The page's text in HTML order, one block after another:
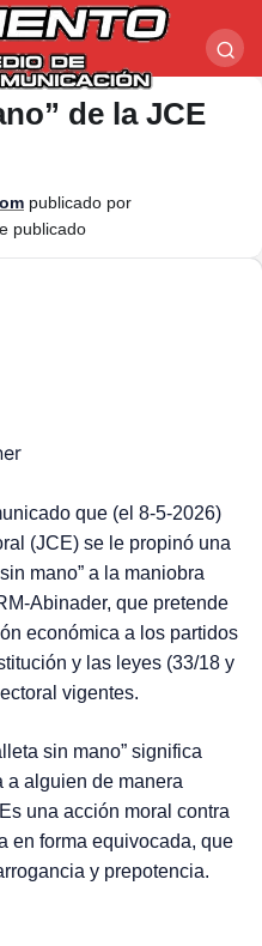
de la JCE
publicado por
publicado
que (el 8-5-2026)
(JCE) se le propinó una
mano” a la maniobra
Abinader, que pretende
económica a los partidos
y las leyes (33/18 y
vigentes.
sin mano” significa
a alguien de manera
una acción moral contra
en forma equivocada, que
y prepotencia.
JCE (OPINION)